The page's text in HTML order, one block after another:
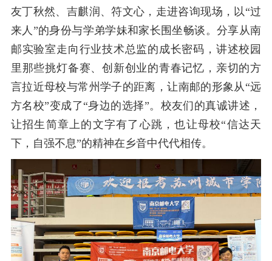
友丁秋然、吉麒润、符文心， 走进咨询现场，以“过
来人”的身份与学弟学妹和家长围坐畅谈。分享从南
邮实验室走向行业技术总监的成长密码，讲述校园
里那些挑灯备赛、创新创业的青春记忆， 亲切的方
言拉近母校与常州学子的距离，让南邮的形象从“远
方名校”变成了“身边的选择”。校友们的真诚讲述，
让招生简章上的文字有了心跳，也让母校“信达天
下，自强不息”的精神在乡音中代代相传。